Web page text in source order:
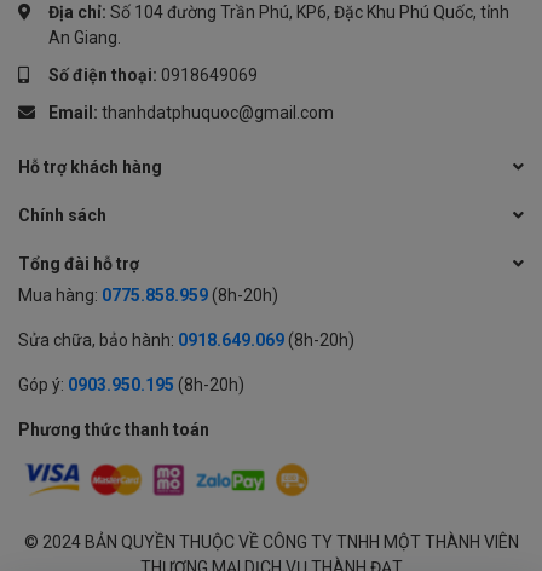
Địa chỉ: Số 104 đường Trần Phú, KP6, Đặc Khu Phú Quốc, tỉnh
An Giang.
Số điện thoại: 0918649069
Email: thanhdatphuquoc@gmail.com
Hỗ trợ khách hàng
Chính sách
Tổng đài hỗ trợ
Mua hàng: 0775.858.959 (8h-20h)
Sửa chữa, bảo hành: 0918.649.069 (8h-20h)
Góp ý: 0903.950.195 (8h-20h)
Phương thức thanh toán
© 2024 BẢN QUYỀN THUỘC VỀ CÔNG TY TNHH MỘT THÀNH VIÊN
THƯƠNG MẠI DỊCH VỤ THÀNH ĐẠT